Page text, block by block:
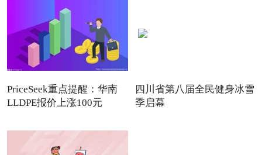
PriceSeek重点提醒：华南
LLDPE报价上涨100元
四川省第八届全民健身冰雪
季启幕